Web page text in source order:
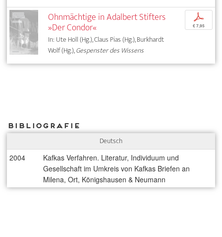
Ohnmächtige in Adalbert Stifters
»Der Condor«
In: Ute Holl (Hg.), Claus Pias (Hg.), Burkhardt
Wolf (Hg.),Gespenster des Wissens
p
€ 7,95
Bibliografie
Deutsch
2004
Kafkas Verfahren. Literatur, Individuum und
Gesellschaft im Umkreis von Kafkas Briefen an
Milena, Ort, Königshausen & Neumann